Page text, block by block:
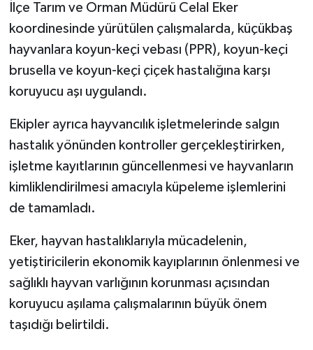
İlçe Tarım ve Orman Müdürü Celal Eker
koordinesinde yürütülen çalışmalarda, küçükbaş
hayvanlara koyun-keçi vebası (PPR), koyun-keçi
brusella ve koyun-keçi çiçek hastalığına karşı
koruyucu aşı uygulandı.
Ekipler ayrıca hayvancılık işletmelerinde salgın
hastalık yönünden kontroller gerçekleştirirken,
işletme kayıtlarının güncellenmesi ve hayvanların
kimliklendirilmesi amacıyla küpeleme işlemlerini
de tamamladı.
Eker, hayvan hastalıklarıyla mücadelenin,
yetiştiricilerin ekonomik kayıplarının önlenmesi ve
sağlıklı hayvan varlığının korunması açısından
koruyucu aşılama çalışmalarının büyük önem
taşıdığı belirtildi.